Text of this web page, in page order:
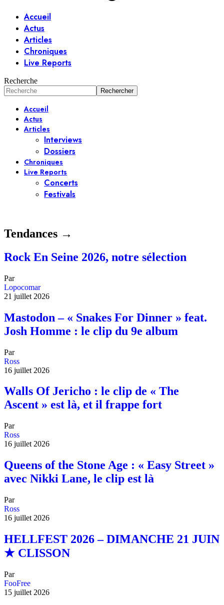
Accueil
Actus
Articles
Chroniques
Live Reports
Recherche
Accueil
Actus
Articles
Interviews
Dossiers
Chroniques
Live Reports
Concerts
Festivals
Tendances →
Rock En Seine 2026, notre sélection
Par
Lopocomar
21 juillet 2026
Mastodon – « Snakes For Dinner » feat.
Josh Homme : le clip du 9e album
Par
Ross
16 juillet 2026
Walls Of Jericho : le clip de « The
Ascent » est là, et il frappe fort
Par
Ross
16 juillet 2026
Queens of the Stone Age : « Easy Street »
avec Nikki Lane, le clip est là
Par
Ross
16 juillet 2026
HELLFEST 2026 – DIMANCHE 21 JUIN
★ CLISSON
Par
FooFree
15 juillet 2026